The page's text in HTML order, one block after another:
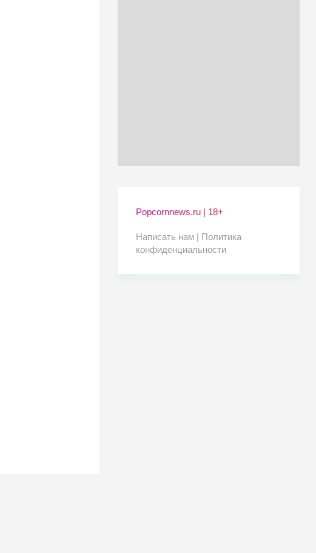
Popcornnews.ru | 18+
Написать нам | Политика
конфиденциальности